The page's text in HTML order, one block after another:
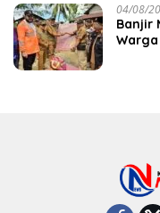
04/08/
Banjir